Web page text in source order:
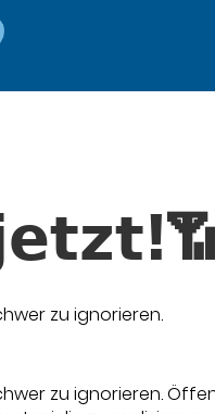
zu ignorieren.
zu ignorieren.